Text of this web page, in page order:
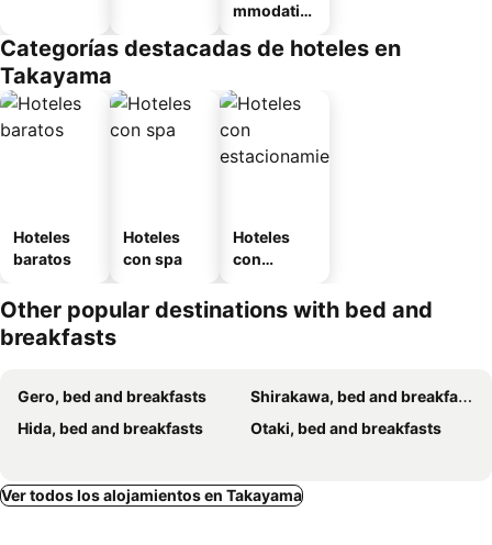
mmodatio
ousel_ryo
Categorías destacadas de hoteles en
Takayama
Hoteles
baratos
Hoteles
con spa
Hoteles
con
miento
Other popular destinations with bed and
breakfasts
Gero, bed and breakfasts
Shirakawa, bed and breakfasts
Hida, bed and breakfasts
Otaki, bed and breakfasts
Ver todos los alojamientos en Takayama